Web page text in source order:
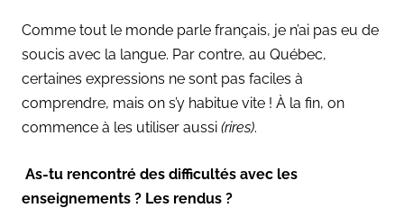
Comme tout le monde parle français, je n’ai pas eu de
soucis avec la langue. Par contre, au Québec,
certaines expressions ne sont pas faciles à
comprendre, mais on s’y habitue vite ! À la fin, on
commence à les utiliser aussi (rires).
As-tu rencontré des difficultés avec les
enseignements ? Les rendus ?